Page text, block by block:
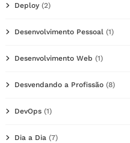
Deploy (2)
Desenvolvimento Pessoal (1)
Desenvolvimento Web (1)
Desvendando a Profissão (8)
DevOps (1)
Dia a Dia (7)